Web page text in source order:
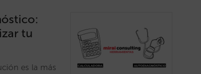
tu
es la más